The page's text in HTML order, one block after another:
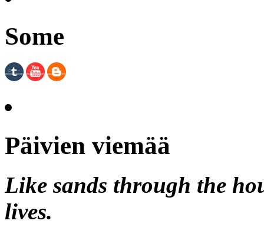
Some
Päivien viemää
Like sands through the
lives.